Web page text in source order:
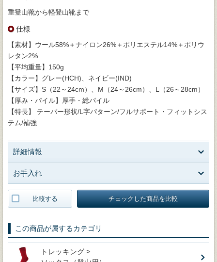
重登山靴から軽登山靴まで
仕様
【素材】ウール58%＋ナイロン26%＋ポリエステル14%＋ポリウ
レタン2%
【平均重量】150g
【カラー】グレー(HCH)、ネイビー(IND)
【サイズ】S（22～24cm）、M（24～26cm）、L（26～28cm）
【厚み・パイル】厚手・総パイル
【特長】 テーパー形状/L字パターン/フルサポート・フィットシス
テム/補強
詳細情報
お手入れ
比較する チェックした商品を比較
この商品が属するカテゴリ
トレッキング >